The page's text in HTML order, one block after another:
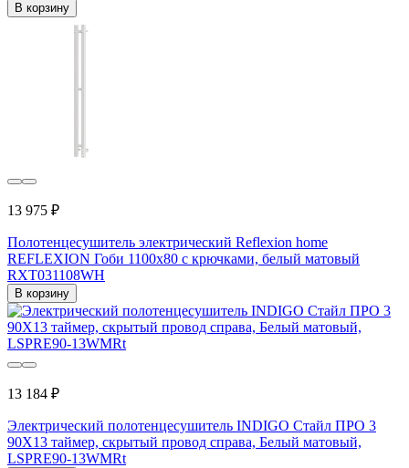
В корзину
13 975 ₽
Полотенцесушитель электрический Reflexion home
REFLEXION Гоби 1100x80 с крючками, белый матовый
RXT031108WH
В корзину
13 184 ₽
Электрический полотенцесушитель INDIGO Стайл ПРО 3
90X13 таймер, скрытый провод справа, Белый матовый,
LSPRE90-13WMRt